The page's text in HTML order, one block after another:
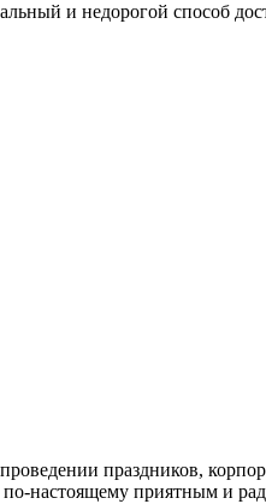
и недорогой способ
праздников,
настоящему приятным и